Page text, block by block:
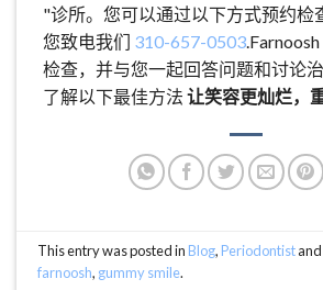
"诊所。您可以通过以下方式预约检
您致电我们 310-657-0503
检查，并与您一起回答问题和讨论
了解以下最佳方法 让笑容更灿烂，
This entry was posted in Blog, Periodontist
farnoosh, gummy smile.